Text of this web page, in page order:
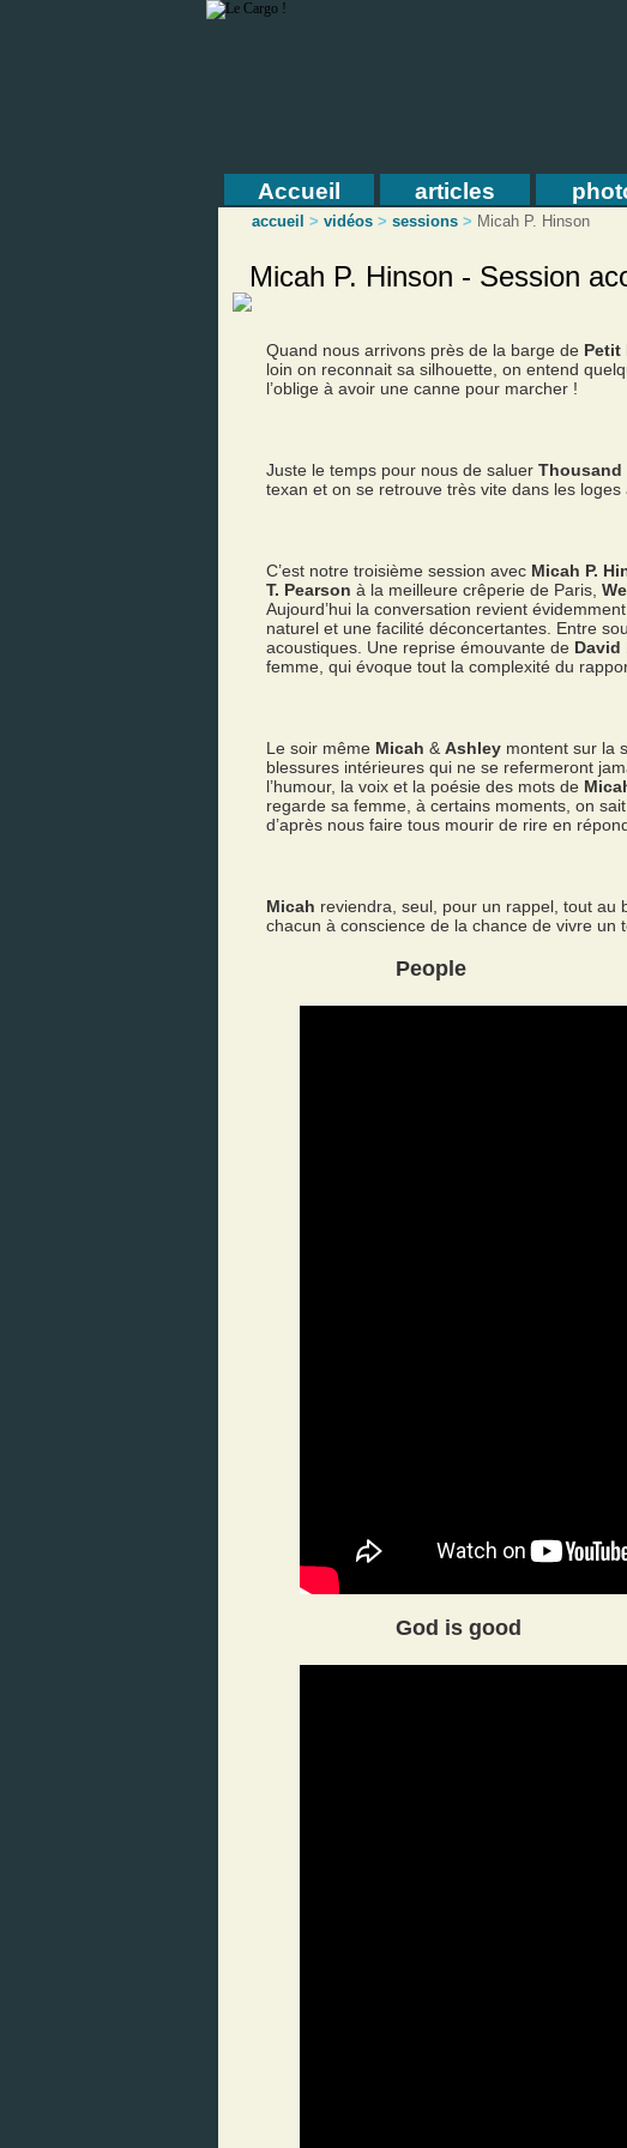
Accueil articles
accueil > vidéos > sessions > Micah P. Hinson
Micah P. Hinson - Session
Quand nous arrivons près de la barge de Petit
loin on reconnait sa silhouette, on entend
l’oblige à avoir une canne pour marcher !
Juste le temps pour nous de saluer Thousand
texan et on se retrouve très vite dans les loges
C’est notre troisième session avec Micah P.
T. Pearson à la meilleure crêperie de Paris,
Aujourd’hui la conversation revient
naturel et une facilité déconcertantes. Entre
acoustiques. Une reprise émouvante de David
femme, qui évoque tout la complexité du
Le soir même Micah & Ashley montent sur la
blessures intérieures qui ne se refermeront
l’humour, la voix et la poésie des mots de
regarde sa femme, à certains moments, on
d’après nous faire tous mourir de rire en
Micah reviendra, seul, pour un rappel, tout au
chacun à conscience de la chance de vivre un
People
God is good